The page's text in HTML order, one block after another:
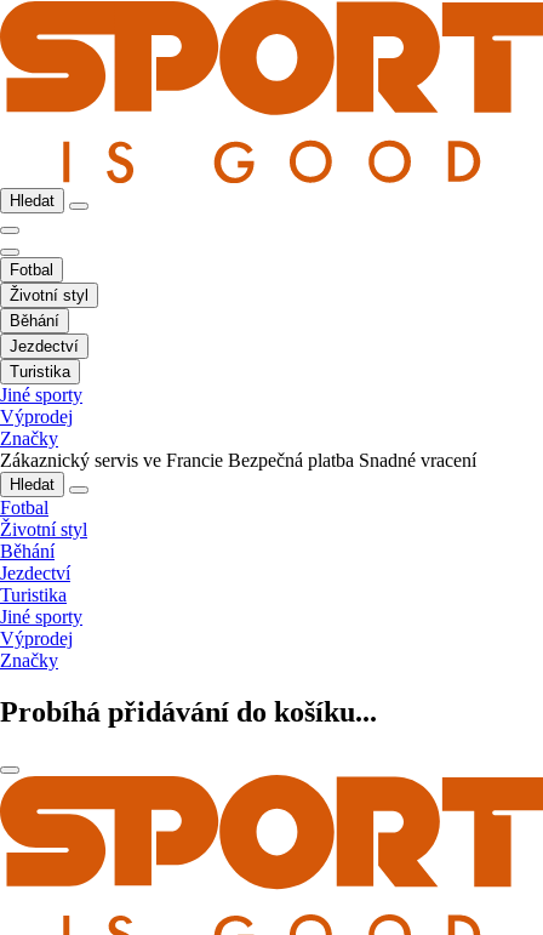
Hledat
Fotbal
Životní styl
Běhání
Jezdectví
Turistika
Jiné sporty
Výprodej
Značky
Zákaznický servis ve Francie Bezpečná platba Snadné vracení
Hledat
Fotbal
Životní styl
Běhání
Jezdectví
Turistika
Jiné sporty
Výprodej
Značky
Probíhá přidávání do košíku...